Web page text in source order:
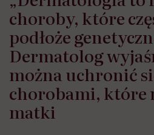
choroby, które
podłoże
Dermatolog
można uchronić
chorobami, które
matki